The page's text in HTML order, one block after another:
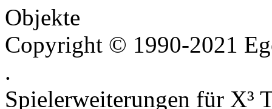
Objekte
Copyright © 1990-2021
.
Spielerweiterungen für X³